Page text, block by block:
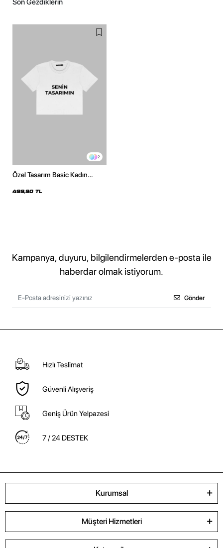
2
Özel Tasarım Basic Kadın
499,90 TL
Kampanya, duyuru, bilgilendirmelerden e-posta ile
haberdar olmak istiyorum.
Gönder
Hızlı Teslimat
Güvenli Alışveriş
Geniş Ürün Yelpazesi
7 / 24 DESTEK
Kurumsal
Müşteri Hizmetleri